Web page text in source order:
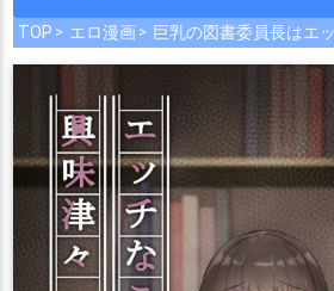
TOP エロ漫画 巨乳の図書委員長はエ